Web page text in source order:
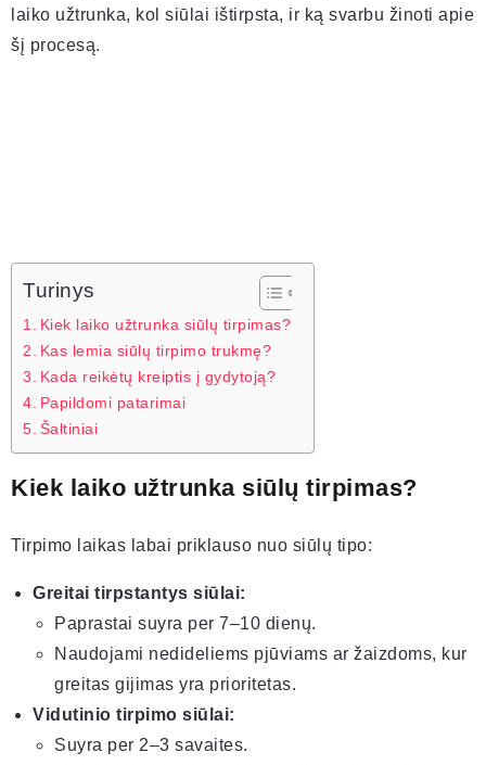
laiko užtrunka, kol siūlai ištirpsta, ir ką svarbu žinoti apie
šį procesą.
Turinys
Kiek laiko užtrunka siūlų tirpimas?
Kas lemia siūlų tirpimo trukmę?
Kada reikėtų kreiptis į gydytoją?
Papildomi patarimai
Šaltiniai
Kiek laiko užtrunka siūlų tirpimas?
Tirpimo laikas labai priklauso nuo siūlų tipo:
Greitai tirpstantys siūlai:
Paprastai suyra per 7–10 dienų.
Naudojami nedideliems pjūviams ar žaizdoms, kur
greitas gijimas yra prioritetas.
Vidutinio tirpimo siūlai:
Suyra per 2–3 savaites.